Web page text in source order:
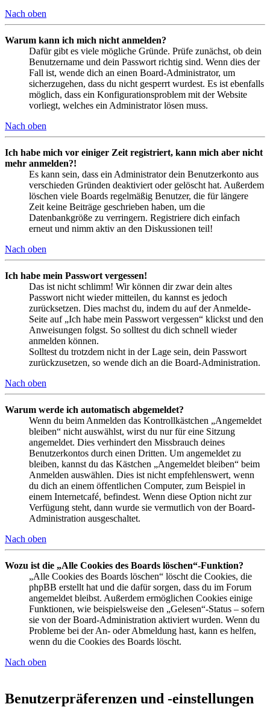
Nach oben
Warum kann ich mich nicht anmelden?
Dafür gibt es viele mögliche Gründe. Prüfe zunächst, ob dein
Benutzername und dein Passwort richtig sind. Wenn dies der
Fall ist, wende dich an einen Board-Administrator, um
sicherzugehen, dass du nicht gesperrt wurdest. Es ist ebenfalls
möglich, dass ein Konfigurationsproblem mit der Website
vorliegt, welches ein Administrator lösen muss.
Nach oben
Ich habe mich vor einiger Zeit registriert, kann mich aber nicht
mehr anmelden?!
Es kann sein, dass ein Administrator dein Benutzerkonto aus
verschieden Gründen deaktiviert oder gelöscht hat. Außerdem
löschen viele Boards regelmäßig Benutzer, die für längere
Zeit keine Beiträge geschrieben haben, um die
Datenbankgröße zu verringern. Registriere dich einfach
erneut und nimm aktiv an den Diskussionen teil!
Nach oben
Ich habe mein Passwort vergessen!
Das ist nicht schlimm! Wir können dir zwar dein altes
Passwort nicht wieder mitteilen, du kannst es jedoch
zurücksetzen. Dies machst du, indem du auf der Anmelde-
Seite auf „Ich habe mein Passwort vergessen“ klickst und den
Anweisungen folgst. So solltest du dich schnell wieder
anmelden können.
Solltest du trotzdem nicht in der Lage sein, dein Passwort
zurückzusetzen, so wende dich an die Board-Administration.
Nach oben
Warum werde ich automatisch abgemeldet?
Wenn du beim Anmelden das Kontrollkästchen „Angemeldet
bleiben“ nicht auswählst, wirst du nur für eine Sitzung
angemeldet. Dies verhindert den Missbrauch deines
Benutzerkontos durch einen Dritten. Um angemeldet zu
bleiben, kannst du das Kästchen „Angemeldet bleiben“ beim
Anmelden auswählen. Dies ist nicht empfehlenswert, wenn
du dich an einem öffentlichen Computer, zum Beispiel in
einem Internetcafé, befindest. Wenn diese Option nicht zur
Verfügung steht, dann wurde sie vermutlich von der Board-
Administration ausgeschaltet.
Nach oben
Wozu ist die „Alle Cookies des Boards löschen“-Funktion?
„Alle Cookies des Boards löschen“ löscht die Cookies, die
phpBB erstellt hat und die dafür sorgen, dass du im Forum
angemeldet bleibst. Außerdem ermöglichen Cookies einige
Funktionen, wie beispielsweise den „Gelesen“-Status – sofern
sie von der Board-Administration aktiviert wurden. Wenn du
Probleme bei der An- oder Abmeldung hast, kann es helfen,
wenn du die Cookies des Boards löscht.
Nach oben
Benutzerpräferenzen und -einstellungen